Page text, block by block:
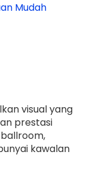
Mudah
visual yang
prestasi
kawalan